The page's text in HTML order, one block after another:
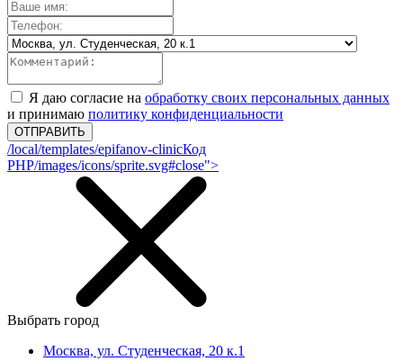
Я даю согласие на обработку своих персональных данных
и принимаю политику конфиденциальности
ОТПРАВИТЬ
/local/templates/epifanov-clinicКод
PHP/images/icons/sprite.svg#close">
Выбрать город
Москва, ул. Студенческая, 20 к.1